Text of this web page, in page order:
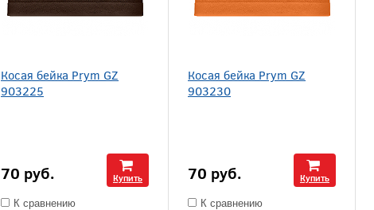
Косая бейка Prym GZ
903225
70 руб. Купить
К сравнению
Косая бейка Prym GZ
903230
70 руб. Купить
К сравнению